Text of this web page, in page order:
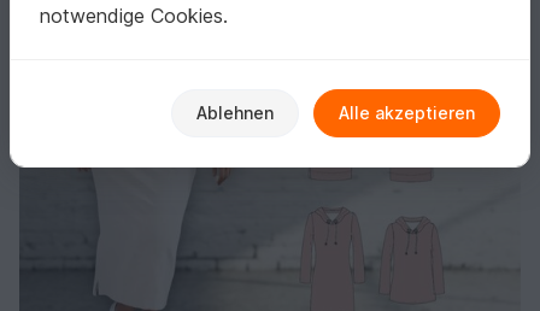
notwendige Cookies.
Ablehnen Alle akzeptieren